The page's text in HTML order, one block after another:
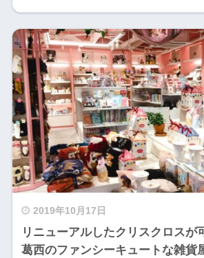
2019年10月17日
リニューアルしたクリスクロスが
葛西のファンシーキュートな雑貨